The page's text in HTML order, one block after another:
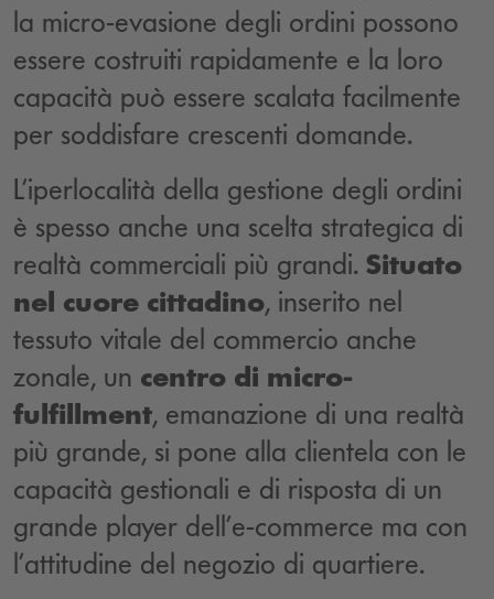
la micro-evasione degli ordini possono
essere costruiti rapidamente e la loro
capacità può essere scalata facilmente
per soddisfare crescenti domande.
L’iperlocalità della gestione degli ordini
è spesso anche una scelta strategica di
realtà commerciali più grandi. Situato
nel cuore cittadino, inserito nel
tessuto vitale del commercio anche
zonale, un centro di micro-
fulfillment, emanazione di una realtà
più grande, si pone alla clientela con le
capacità gestionali e di risposta di un
grande player dell’e-commerce ma con
l’attitudine del negozio di quartiere.